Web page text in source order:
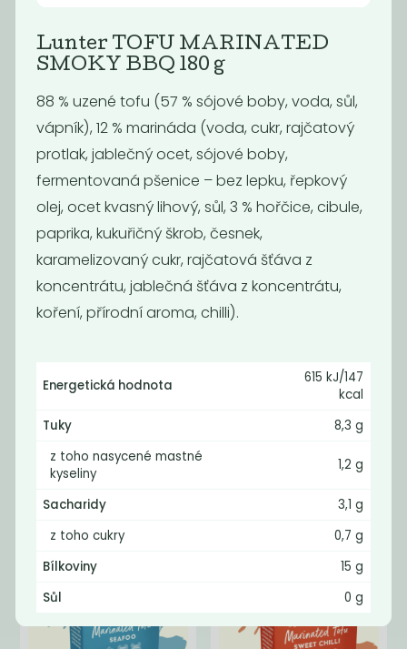
Lunter TOFU
MARINATED
SMOKY...
39Kč
Lunter TOFU
NATURAL 180g
29Kč
Lunter UZENÉ
39
Lunter TOFU
Lunter TOFU MARINATED
SMOKY BBQ 180 g
88 % uzené tofu (57 % sójové boby, voda, sůl,
vápník), 12 % marináda (voda, cukr, rajčatový
protlak, jablečný ocet, sójové boby,
fermentovaná pšenice – bez lepku, řepkový
olej, ocet kvasný lihový, sůl, 3 % hořčice, cibule,
paprika, kukuřičný škrob, česnek,
karamelizovaný cukr, rajčatová šťáva z
koncentrátu, jablečná šťáva z koncentrátu,
koření, přírodní aroma, chilli).
Energetická hodnota
615 kJ/147
kcal
Tuky
8,3 g
z toho nasycené mastné
kyseliny
1,2 g
Sacharidy
3,1 g
z toho cukry
0,7 g
Bílkoviny
15 g
Sůl
0 g